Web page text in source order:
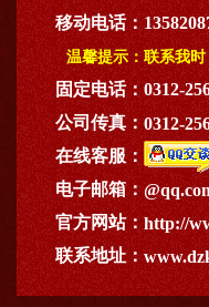
移动电话：
温馨提示： 联系我
固定电话： 0312-
公司传真： 0312-
在线客服：
电子邮箱：
官方网站： http://
联系地址：